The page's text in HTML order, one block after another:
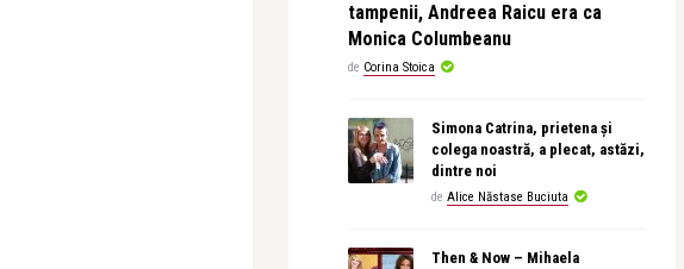
tampenii, Andreea Raicu era ca
Monica Columbeanu
de Corina Stoica
Simona Catrina, prietena și
colega noastră, a plecat, astăzi,
dintre noi
de Alice Năstase Buciuta
Then & Now – Mihaela